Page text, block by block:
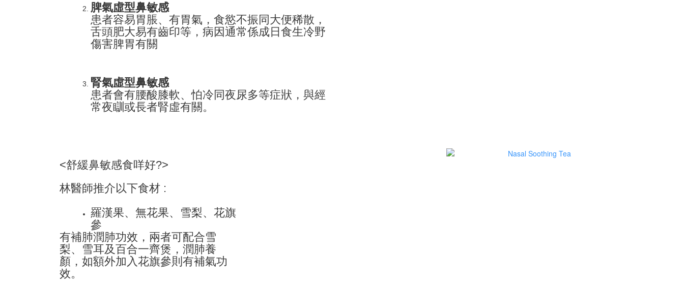
脾氣虛型鼻敏感
患者容易胃脹、有胃氣，食慾不振同大便稀散，
舌頭肥大易有齒印等，病因通常係成日食生冷野
傷害脾胃有關
腎氣虛型鼻敏感
患者會有腰酸膝軟、怕冷同夜尿多等症狀，與經
常夜瞓或長者腎虛有關。
<舒緩鼻敏感食咩好?>
林醫師推介以下食材 :
羅漢果、無花果、雪梨、花旗
參
有補肺潤肺功效，兩者可配合雪
梨、雪耳及百合一齊煲，潤肺養
顏，如額外加入花旗參則有補氣功
效。